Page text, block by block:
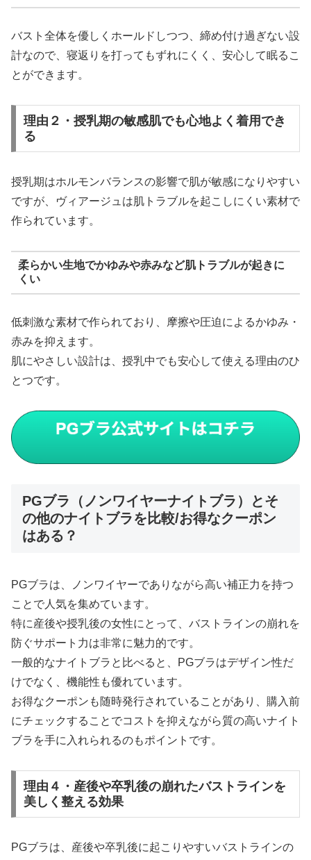
バスト全体を優しくホールドしつつ、締め付け過ぎない設
計なので、寝返りを打ってもずれにくく、安心して眠るこ
とができます。
理由２・授乳期の敏感肌でも心地よく着用でき
る
授乳期はホルモンバランスの影響で肌が敏感になりやすい
ですが、ヴィアージュは肌トラブルを起こしにくい素材で
作られています。
柔らかい生地でかゆみや赤みなど肌トラブルが起きに
くい
低刺激な素材で作られており、摩擦や圧迫によるかゆみ・
赤みを抑えます。
肌にやさしい設計は、授乳中でも安心して使える理由のひ
とつです。
PGブラ（ノンワイヤーナイトブラ）とそ
の他のナイトブラを比較/お得なクーポン
はある？
PGブラは、ノンワイヤーでありながら高い補正力を持つ
ことで人気を集めています。
特に産後や授乳後の女性にとって、バストラインの崩れを
防ぐサポート力は非常に魅力的です。
一般的なナイトブラと比べると、PGブラはデザイン性だ
けでなく、機能性も優れています。
お得なクーポンも随時発行されていることがあり、購入前
にチェックすることでコストを抑えながら質の高いナイト
ブラを手に入れられるのもポイントです。
理由４・産後や卒乳後の崩れたバストラインを
美しく整える効果
PGブラは、産後や卒乳後に起こりやすいバストラインの